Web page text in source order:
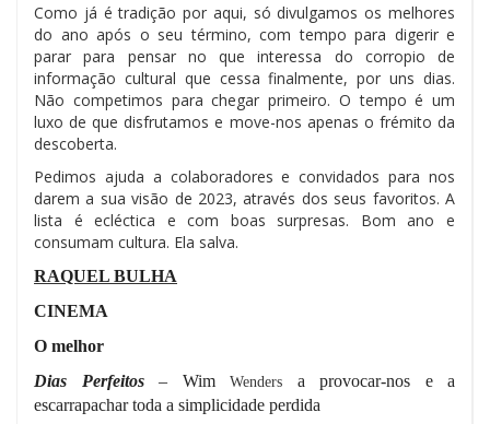
Como já é tradição por aqui, só divulgamos os melhores
do ano após o seu término, com tempo para digerir e
parar para pensar no que interessa do corropio de
informação cultural que cessa finalmente, por uns dias.
Não competimos para chegar primeiro. O tempo é um
luxo de que disfrutamos e move-nos apenas o frémito da
descoberta.
Pedimos ajuda a colaboradores e convidados para nos
darem a sua visão de 2023, através dos seus favoritos. A
lista é ecléctica e com boas surpresas. Bom ano e
consumam cultura. Ela salva.
RAQUEL BULHA
CINEMA
O melhor
Dias Perfeitos– Wim Wenders a provocar-nos e a
escarrapachar toda a simplicidade perdida